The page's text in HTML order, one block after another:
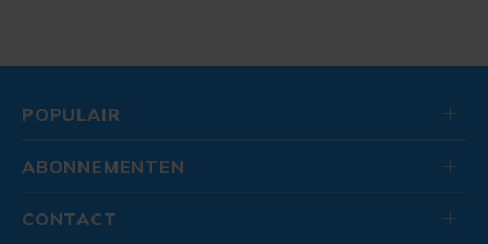
POPULAIR
ABONNEMENTEN
CONTACT